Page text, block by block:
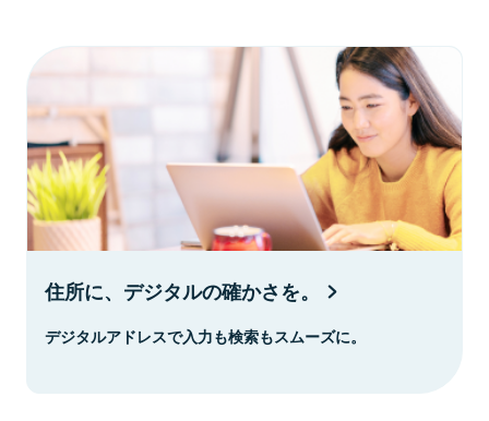
住所に、デジタルの確かさを。
デジタルアドレスで入力も検索もスムーズに。